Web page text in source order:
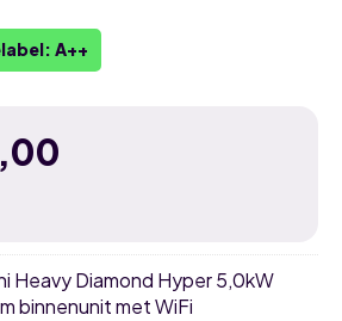
A++
Heavy Diamond Hyper 5,0kW
binnenunit met WiFi